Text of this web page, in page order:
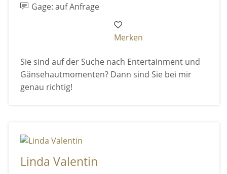
Gage: auf Anfrage
Merken
Sie sind auf der Suche nach Entertainment und
Gänsehautmomenten? Dann sind Sie bei mir
genau richtig!
Linda Valentin